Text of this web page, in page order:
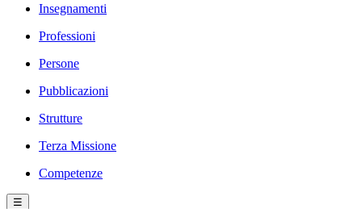
Insegnamenti
Professioni
Persone
Pubblicazioni
Strutture
Terza Missione
Competenze
☰